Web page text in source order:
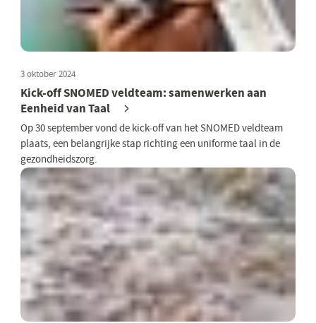
3 oktober 2024
Kick-off SNOMED veldteam: samenwerken aan
Eenheid van Taal
Op 30 september vond de kick-off van het SNOMED veldteam
plaats, een belangrijke stap richting een uniforme taal in de
gezondheidszorg.